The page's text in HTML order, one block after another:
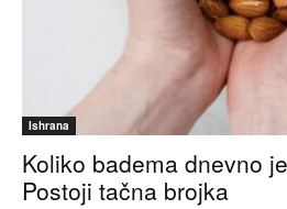
Ishrana
Koliko badema dnevno
Postoji tačna brojka